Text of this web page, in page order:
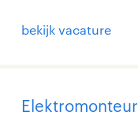
bekijk vacature
Elektromonteur